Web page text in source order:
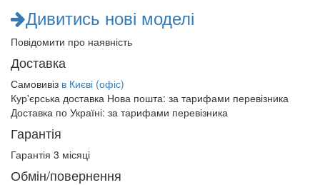
Дивитись нові моделі
Повідомити про наявність
Доставка
Самовивіз в Києві (офіс)
Кур'єрська доставка Нова пошта: за тарифами перевізника
Доставка по Україні: за тарифами перевізника
Гарантія
Гарантія 3 місяці
Обмін/повернення